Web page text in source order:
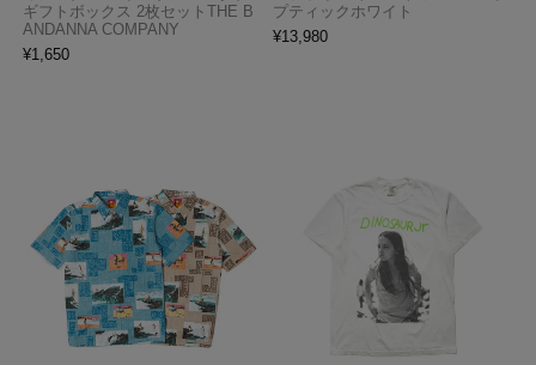
ギフトボックス 2枚セットTHE B
ANDANNA COMPANY
¥1,650
プティックホワイト
¥13,980